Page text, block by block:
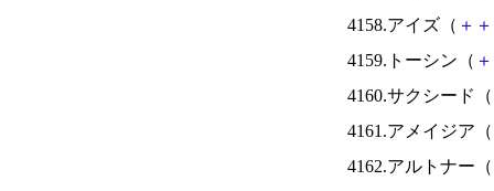
4158.アイズ（ ＋ ＋
4159.トーシン（ ＋
4160.サクシード（
4161.アメイジア（
4162.アルトナー（